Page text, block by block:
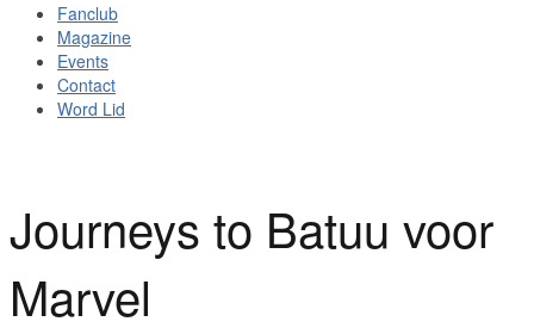
Fanclub
Magazine
Events
Contact
Word Lid
Journeys to Batuu voor
Marvel